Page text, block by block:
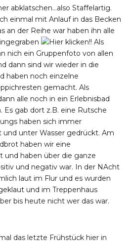
abklatschen…also Staffelartig.
einmal mit Anlauf in das Becken
an der Reihe war haben ihn alle
! Als
nich ein Gruppenfoto von allen
dann sind wir wieder in die
haben noch einzelne
gemacht. Als
alle noch in ein Erlebnisbad
gab dort z.B. eine Rutsche
haben sich immer
unter Wasser gedrückt. Am
haben wir eine
und haben über die ganze
und negativ war. In der NAcht
laut im Flur und es wurden
und im Treppenhaus
bis heute nicht wer das war.
das letzte Frühstück hier in